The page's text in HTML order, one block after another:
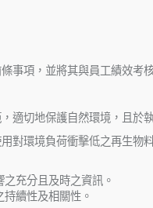
事項，並將其與員工績效考
適切地保護自然環境，且於
對環境負荷衝擊低之再生物
充分且及時之資訊。
續性及相關性。